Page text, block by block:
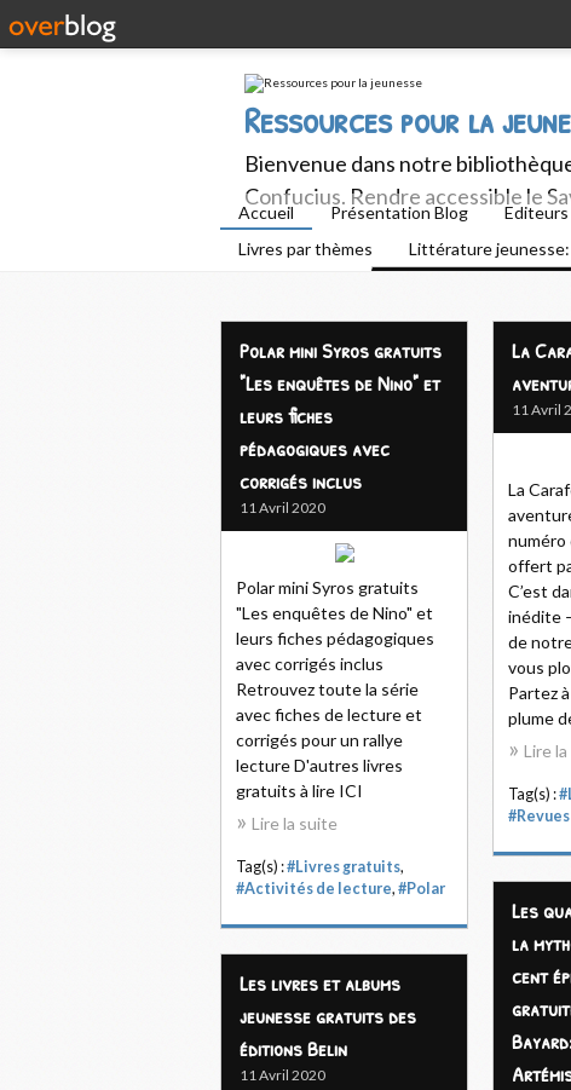
Ressources pour la
Bienvenue dans notre
Confucius. Rendre accessible le
Accueil Présentation Blog Editeurs
Livres par thèmes
Littérature
Polar mini Syros gratuits
"Les enquêtes de Nino" et
leurs fiches
pédagogiques avec
corrigés inclus
11 Avril 2020
Polar mini Syros gratuits
"Les enquêtes de Nino" et
leurs fiches pédagogiques
avec corrigés inclus
Retrouvez toute la série
avec fiches de lecture et
corrigés pour un rallye
lecture D'autres livres
gratuits à lire ICI
Lire la suite
Tag(s) :#Livres gratuits,
#Activités de lecture, #Polar
La
11 Avril
La
offert
C’est
inédite
de
vous
Partez
plume
Lire
Tag(s) :
#Revues
Les
la
cent
Les livres et albums
jeunesse gratuits des
éditions Belin
11 Avril 2020